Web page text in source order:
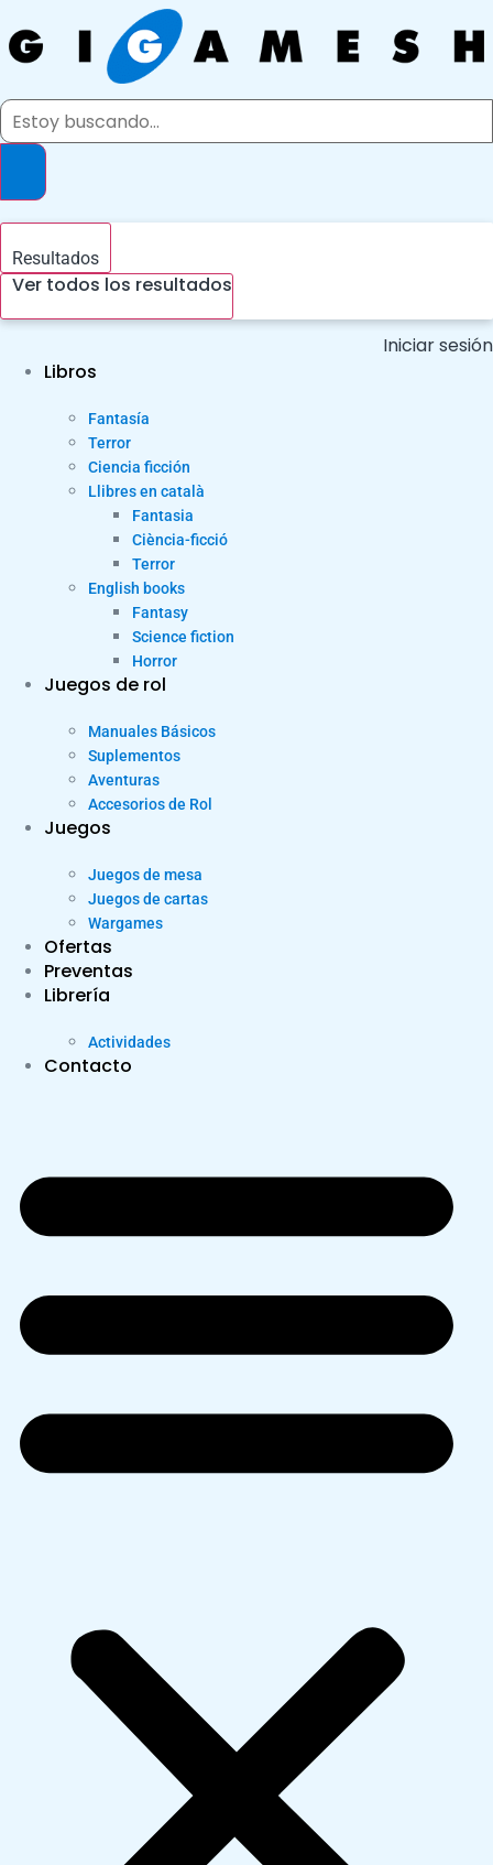
al
contenido
Search
Resultados
Ver todos los resultados
Iniciar sesión
Libros
Fantasía
Terror
Ciencia ficción
Llibres en català
Fantasia
Ciència-ficció
Terror
English books
Fantasy
Science fiction
Horror
Juegos de rol
Manuales Básicos
Suplementos
Aventuras
Accesorios de Rol
Juegos
Juegos de mesa
Juegos de cartas
Wargames
Ofertas
Preventas
Librería
Actividades
Contacto